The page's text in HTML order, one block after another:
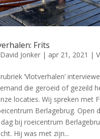
Frits
David Jonker| apr 21, 2021 |
‘Vlotverhalen’
die geroeid of gezeild
locaties. Wij spreken met
Berlagebrug. Open
bij roeicentrum
Hij was met zijn...